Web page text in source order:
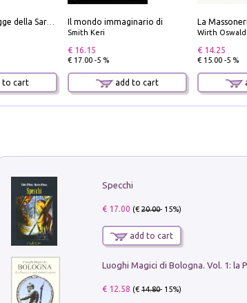
Carta delle spiagge della Sardegna. Con custodia
to cart
Il mondo immaginario di
Smith Keri
€ 16.15
€ 17.00 -5 %
add to cart
Wirth Oswald
€ 14.25
€ 15.00 -5 %
Specchi
€ 17.00 (€20.00- 15%)
add to cart
€ 12.58 (€14.80- 15%)